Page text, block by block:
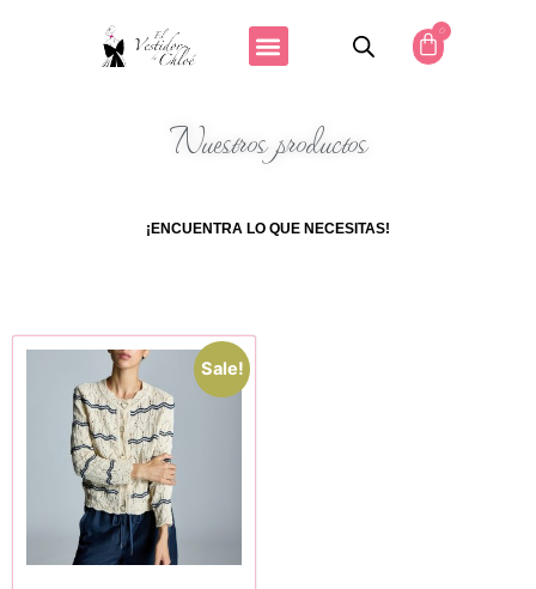
0
Nuestros productos
¡ENCUENTRA LO QUE NECESITAS!
Sale!